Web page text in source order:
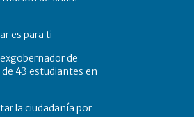
es para ti
de
43 estudiantes en
la ciudadanía por